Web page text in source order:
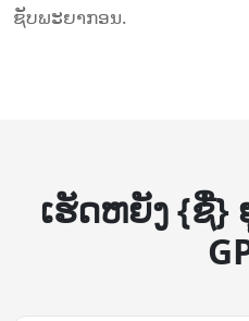
ຊັບພະຍາກອນ.
ເຮັດ​ຫຍັງ {ຊື່}